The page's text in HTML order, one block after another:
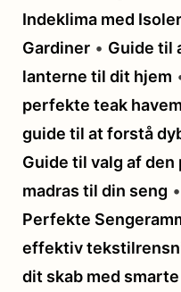
Indeklima med
Gardiner • Guide til
lanterne til dit hjem
perfekte teak
guide til at forstå
Guide til valg af
madras til din seng •
Perfekte
effektiv
dit skab med